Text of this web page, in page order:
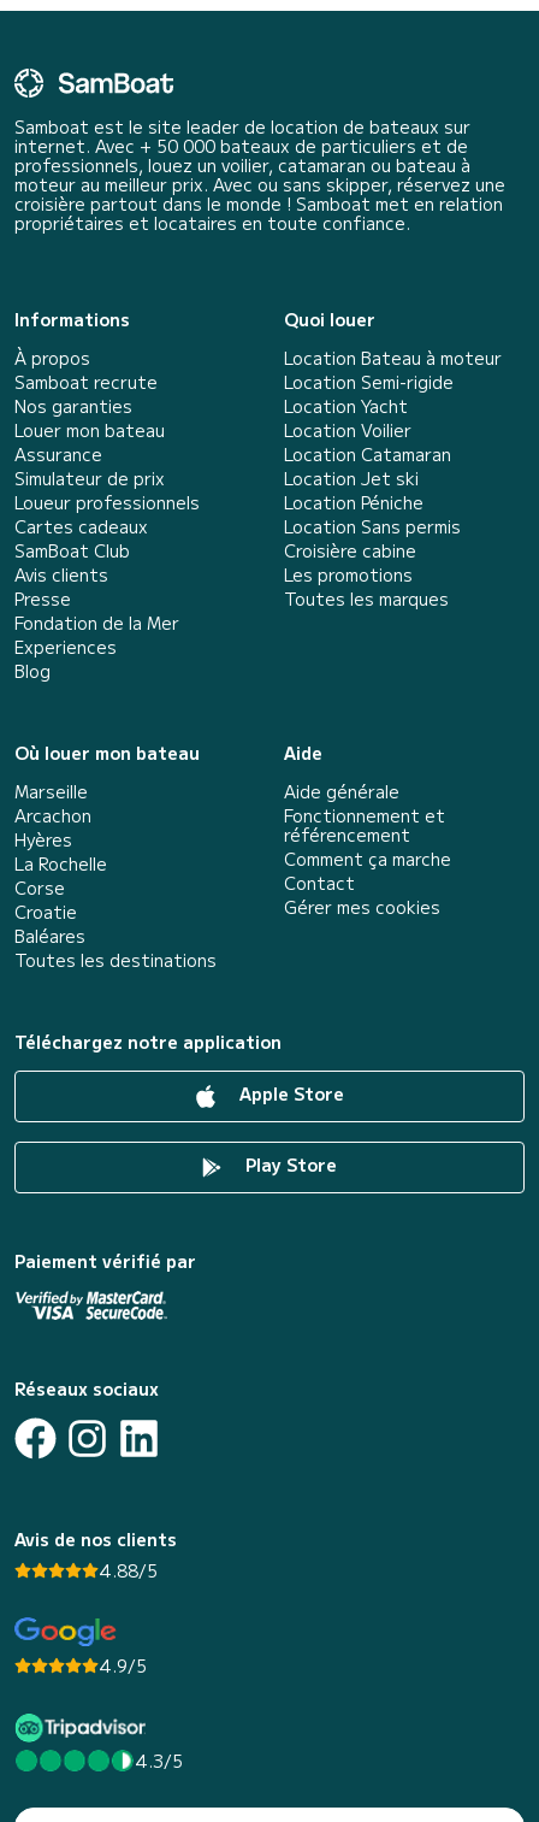
Samboat est le site leader de location de bateaux sur
internet. Avec + 50 000 bateaux de particuliers et de
professionnels, louez un voilier, catamaran ou bateau à
moteur au meilleur prix. Avec ou sans skipper, réservez une
croisière partout dans le monde ! Samboat met en relation
propriétaires et locataires en toute confiance.
Informations
À propos
Samboat recrute
Nos garanties
Louer mon bateau
Assurance
Simulateur de prix
Loueur professionnels
Cartes cadeaux
SamBoat Club
Avis clients
Presse
Fondation de la Mer
Experiences
Blog
Quoi louer
Location Bateau à moteur
Location Semi-rigide
Location Yacht
Location Voilier
Location Catamaran
Location Jet ski
Location Péniche
Location Sans permis
Croisière cabine
Les promotions
Toutes les marques
Où louer mon bateau
Marseille
Arcachon
Hyères
La Rochelle
Corse
Croatie
Baléares
Toutes les destinations
Aide
Aide générale
Fonctionnement et
référencement
Comment ça marche
Contact
Gérer mes cookies
Téléchargez notre application
Apple Store
Play Store
Paiement vérifié par
Réseaux sociaux
Avis de nos clients
4.88/5
4.9/5
4.3/5